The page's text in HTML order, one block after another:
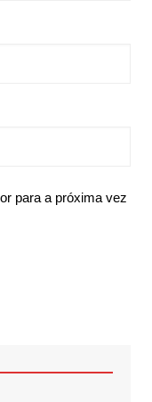
para a próxima vez